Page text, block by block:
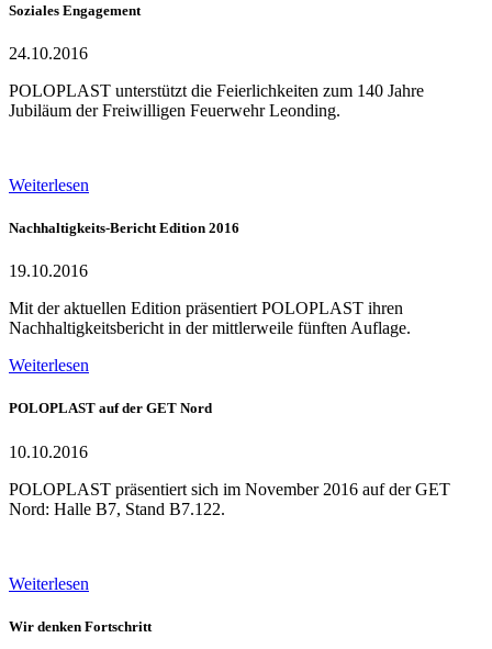
Soziales Engagement
24.10.2016
POLOPLAST unterstützt die Feierlichkeiten zum 140 Jahre
Jubiläum der Freiwilligen Feuerwehr Leonding.
Weiterlesen
Nachhaltigkeits-Bericht Edition 2016
19.10.2016
Mit der aktuellen Edition präsentiert POLOPLAST ihren
Nachhaltigkeitsbericht in der mittlerweile fünften Auflage.
Weiterlesen
POLOPLAST auf der GET Nord
10.10.2016
POLOPLAST präsentiert sich im November 2016 auf der GET
Nord: Halle B7, Stand B7.122.
Weiterlesen
Wir denken Fortschritt